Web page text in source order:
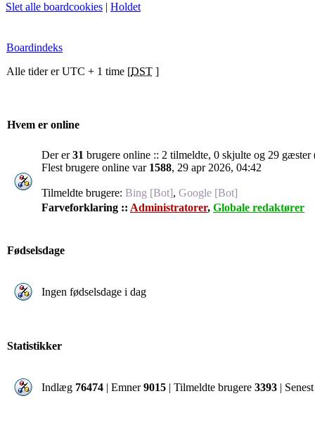
Slet alle boardcookies | Holdet
Boardindeks
Alle tider er UTC + 1 time [DST ]
Hvem er online
Der er31 brugere online :: 2 tilmeldte, 0 skjulte og 29 gæster
Flest brugere online var 1588, 29 apr 2026, 04:42
Tilmeldte brugere: Bing [Bot], Google [Bot]
Farveforklaring :: Administratorer, Globale redaktører
Fødselsdage
Ingen fødselsdage i dag
Statistikker
Indlæg 76474 | Emner9015 | Tilmeldte brugere 3393 |